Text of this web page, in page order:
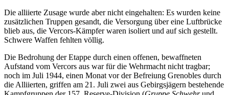
Die alliierte Zusage wurde aber nicht eingehalten: Es wurden keine
zusätzlichen Truppen gesandt, die Versorgung über eine Luftbrücke
blieb aus, die Vercors-Kämpfer waren isoliert und auf sich gestellt.
Schwere Waffen fehlten völlig.
Die Bedrohung der Etappe durch einen offenen, bewaffneten
Aufstand vom Vercors aus war für die Wehrmacht nicht tragbar;
noch im Juli 1944, einen Monat vor der Befreiung Grenobles durch
die Alliierten, griffen am 21. Juli zwei aus Gebirgsjägern bestehende